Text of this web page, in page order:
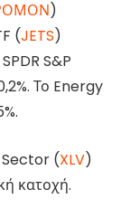
)
(JETS)
S&P
Το Energy
Sector (XLV)
κατοχή.